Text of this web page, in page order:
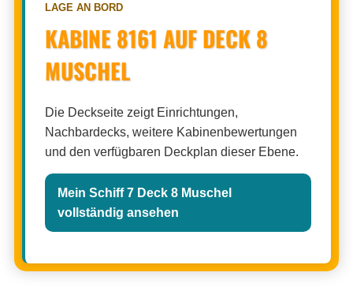
LAGE AN BORD
KABINE 8161 AUF DECK 8
MUSCHEL
Die Deckseite zeigt Einrichtungen,
Nachbardecks, weitere Kabinenbewertungen
und den verfügbaren Deckplan dieser Ebene.
Mein Schiff 7 Deck 8 Muschel
vollständig ansehen